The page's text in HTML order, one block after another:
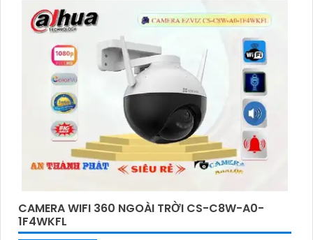
CAMERA WIFI 360 NGOÀI TRỜI CS-C8W-A0-
1F4WKFL